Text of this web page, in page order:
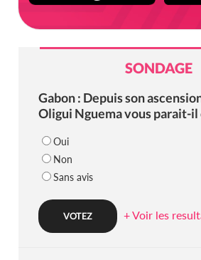
SONDAGE
Gabon : Depuis son
Oligui Nguema vous parait-
Oui
Non
Sans avis
+ Voir les